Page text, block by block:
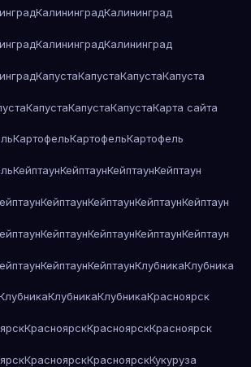
КалининградКалининград
КалининградКалининград
КапустаКапустаКапустаКапуста
КапустаКапустаКапустаКарта сайта
КартофельКартофельКартофель
КейптаунКейптаунКейптаунКейптаун
КейптаунКейптаунКейптаунКейптаун
КейптаунКейптаунКейптаунКейптаун
КейптаунКейптаунКлубникаКлубника
КлубникаКлубникаКрасноярск
КрасноярскКрасноярскКрасноярск
КрасноярскКрасноярскКукуруза